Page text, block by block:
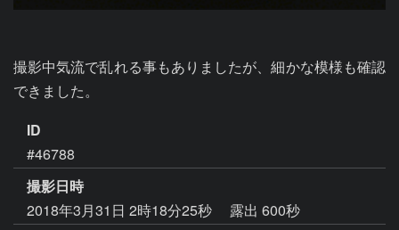
撮影中気流で乱れる事もありましたが、細かな模様も確認
できました。
ID
#46788
撮影日時
2018年3月31日 2時18分25秒
露出 600秒